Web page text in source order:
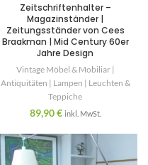
Zeitschriftenhalter –
Magazinständer |
Zeitungsständer von Cees
Braakman | Mid Century 60er
Jahre Design
Vintage Möbel & Mobiliar |
Antiquitäten | Lampen | Leuchten &
Teppiche
89,90€ inkl. MwSt.